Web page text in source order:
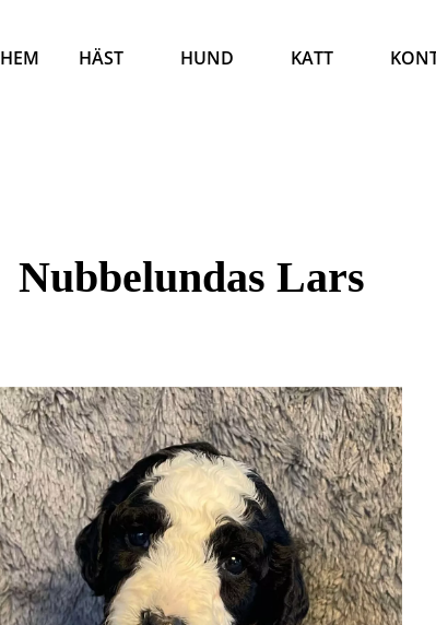
HEM HÄST HUND KATT
Nubbelundas Lars